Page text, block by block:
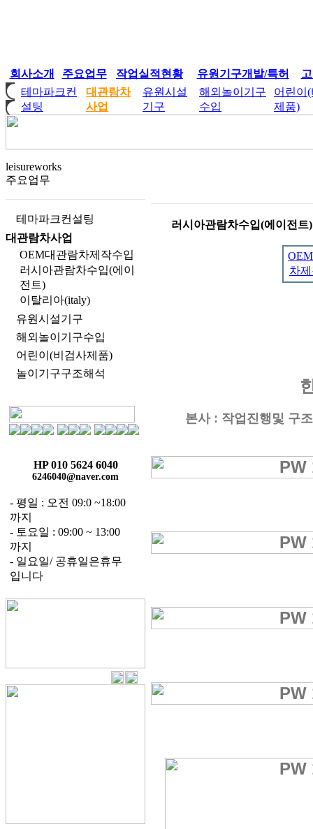
회사소개 주요업무 작업실적현황 유원기구개발/특허
테마파크컨
설팅
대관람차
사업
유원시설
기구
해외놀이기구
수입
어린이
제품)
leisureworks
주요업무
테마파크컨설팅
대관람차사업
OEM대관람차제작수입
러시아관람차수입(에이
전트)
이탈리아(italy)
유원시설기구
해외놀이기구수입
어린이(비검사제품)
놀이기구구조해석
HP 010 5624 6040
6246040@naver.com
- 평일 : 오전 09:0 ~18:00
까지
- 토요일 : 09:00 ~ 13:00
까지
- 일요일/ 공휴일은휴무
입니다
러시아관람차수입(에이전트)
차
본사 : 작업진행및 구